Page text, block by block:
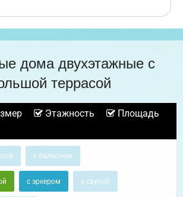
дома двухэтажные с
террасой
Этажность
Площадь
с балконом
с эркером с сауной